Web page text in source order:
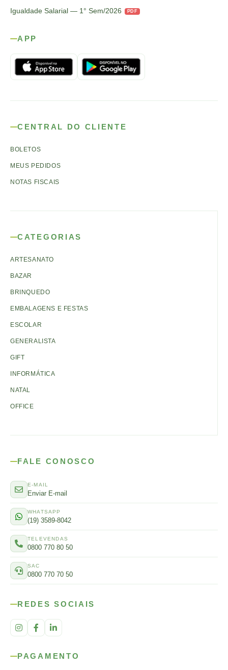
Igualdade Salarial — 1° Sem/2026
PDF
APP
CENTRAL DO CLIENTE
BOLETOS
MEUS PEDIDOS
NOTAS FISCAIS
CATEGORIAS
ARTESANATO
BAZAR
BRINQUEDO
EMBALAGENS E FESTAS
ESCOLAR
GENERALISTA
GIFT
INFORMÁTICA
NATAL
OFFICE
FALE CONOSCO
E-MAIL
Enviar E-mail
WHATSAPP
(19) 3589-8042
TELEVENDAS
0800 770 80 50
SAC
0800 770 70 50
REDES SOCIAIS
PAGAMENTO